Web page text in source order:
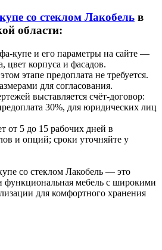
со стеклом Лакобель в
области:
купе и его параметры на сайте —
цвет корпуса и фасадов.
этапе предоплата не требуется.
для согласования.
выставляется счёт-договор:
30%, для юридических лиц
от 5 до 15 рабочих дней в
и опций; сроки уточняйте у
со стеклом Лакобель — это
функциональная мебель с широкими
для комфортного хранения